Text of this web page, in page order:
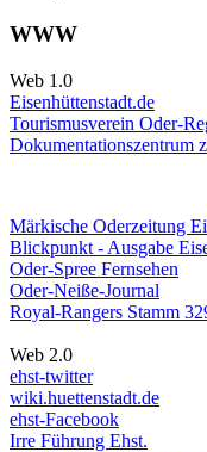
WWW
Web 1.0
Eisenhüttenstadt.de
Tourismusverein Oder-
Dokumentationszentrum
Märkische Oderzeitung
Blickpunkt - Ausgabe
Oder-Spree Fernsehen
Oder-Neiße-Journal
Royal-Rangers Stamm
Web 2.0
ehst-twitter
wiki.huettenstadt.de
ehst-Facebook
Irre Führung Ehst.